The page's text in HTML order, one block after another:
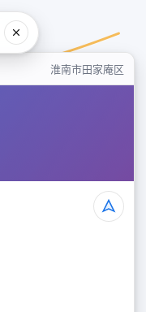
淮南市田家庵区